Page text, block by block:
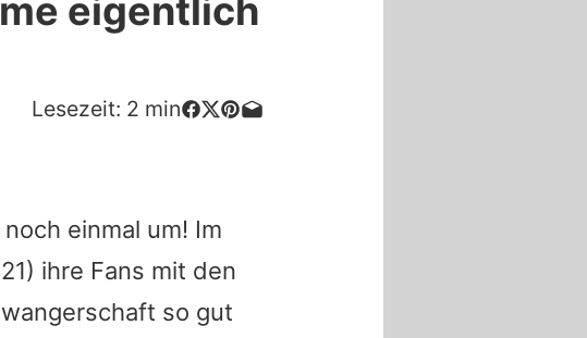
eigentlich
Lesezeit: 2 min
einmal um! Im
ihre Fans mit den
so gut